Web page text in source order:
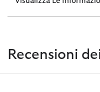
Recensioni